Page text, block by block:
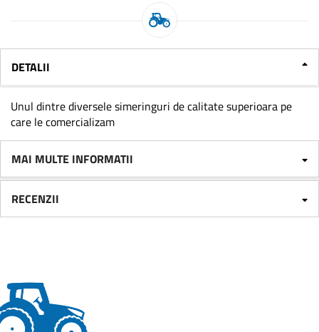
DETALII
Unul dintre diversele simeringuri de calitate superioara pe
care le comercializam
MAI MULTE INFORMATII
RECENZII